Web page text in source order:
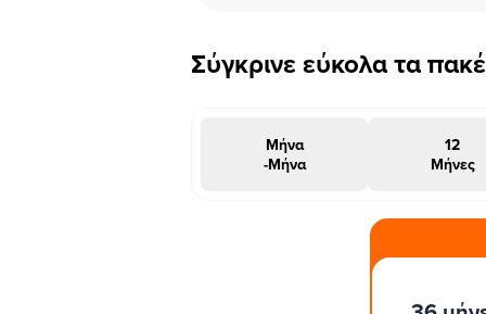
Σύγκρινε εύκολα τα
Μήνα
-Μήνα
12
Μήνες